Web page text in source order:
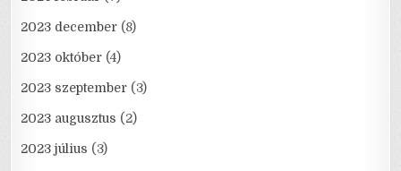
2023 december (8)
2023 október (4)
2023 szeptember (3)
2023 augusztus (2)
2023 július (3)